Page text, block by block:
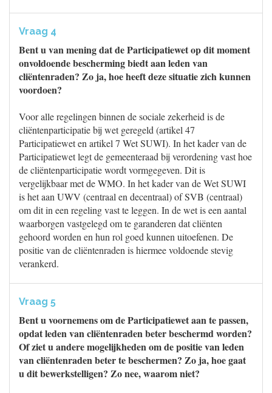
Vraag 4
Bent u van mening dat de Participatiewet op dit moment
onvoldoende bescherming biedt aan leden van
cliëntenraden? Zo ja, hoe heeft deze situatie zich kunnen
voordoen?
Voor alle regelingen binnen de sociale zekerheid is de
cliëntenparticipatie bij wet geregeld (artikel 47
Participatiewet en artikel 7 Wet SUWI). In het kader van de
Participatiewet legt de gemeenteraad bij verordening vast hoe
de cliëntenparticipatie wordt vormgegeven. Dit is
vergelijkbaar met de WMO. In het kader van de Wet SUWI
is het aan UWV (centraal en decentraal) of SVB (centraal)
om dit in een regeling vast te leggen. In de wet is een aantal
waarborgen vastgelegd om te garanderen dat cliënten
gehoord worden en hun rol goed kunnen uitoefenen. De
positie van de cliëntenraden is hiermee voldoende stevig
verankerd.
Vraag 5
Bent u voornemens om de Participatiewet aan te passen,
opdat leden van cliëntenraden beter beschermd worden?
Of ziet u andere mogelijkheden om de positie van leden
van cliëntenraden beter te beschermen? Zo ja, hoe gaat
u dit bewerkstelligen? Zo nee, waarom niet?